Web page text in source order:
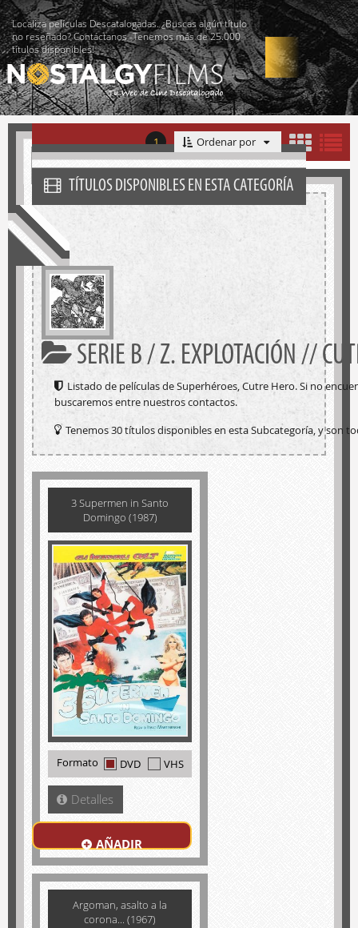
Localiza películas Descatalogadas. ¿Buscas algún título
no reseñado? Contáctanos -Tenemos más de 25.000
títulos disponibles!
1 Ordenar por
TÍTULOS DISPONIBLES EN ESTA CATEGORÍA
SERIE B / Z. EXPLOTACIÓN //
Listado de películas de Superhéroes, Cutre Hero. Si no
buscaremos entre nuestros contactos.
Tenemos 30 títulos disponibles en esta Subcategoría, y son
3 Supermen in Santo
Domingo (1987)
Formato DVD VHS
Detalles
AÑADIR
Argoman, asalto a la
corona... (1967)